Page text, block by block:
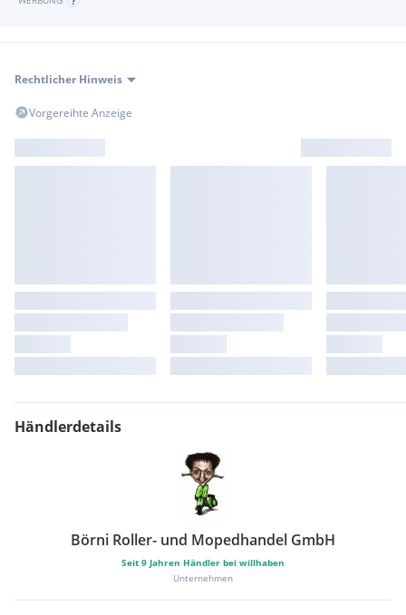
Rechtlicher Hinweis
Vorgereihte Anzeige
Händlerdetails
Börni Roller- und Mopedhandel GmbH
Seit 9 Jahren Händler bei willhaben
Unternehmen